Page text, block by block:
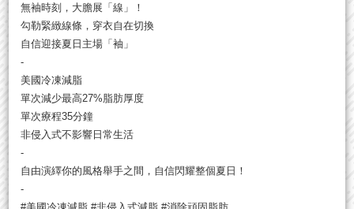
無袖時刻，大膽展「線」！
勾勒緊緻線條，穿衣自在切換
自信迎接夏日主場「袖」
-
美國冷凍減脂
單次減少最高27%脂肪厚度
單次療程35分鐘
非侵入式不影響日常生活
-
自由演繹你的風格 舉手之間，自信閃耀整個夏日！
-